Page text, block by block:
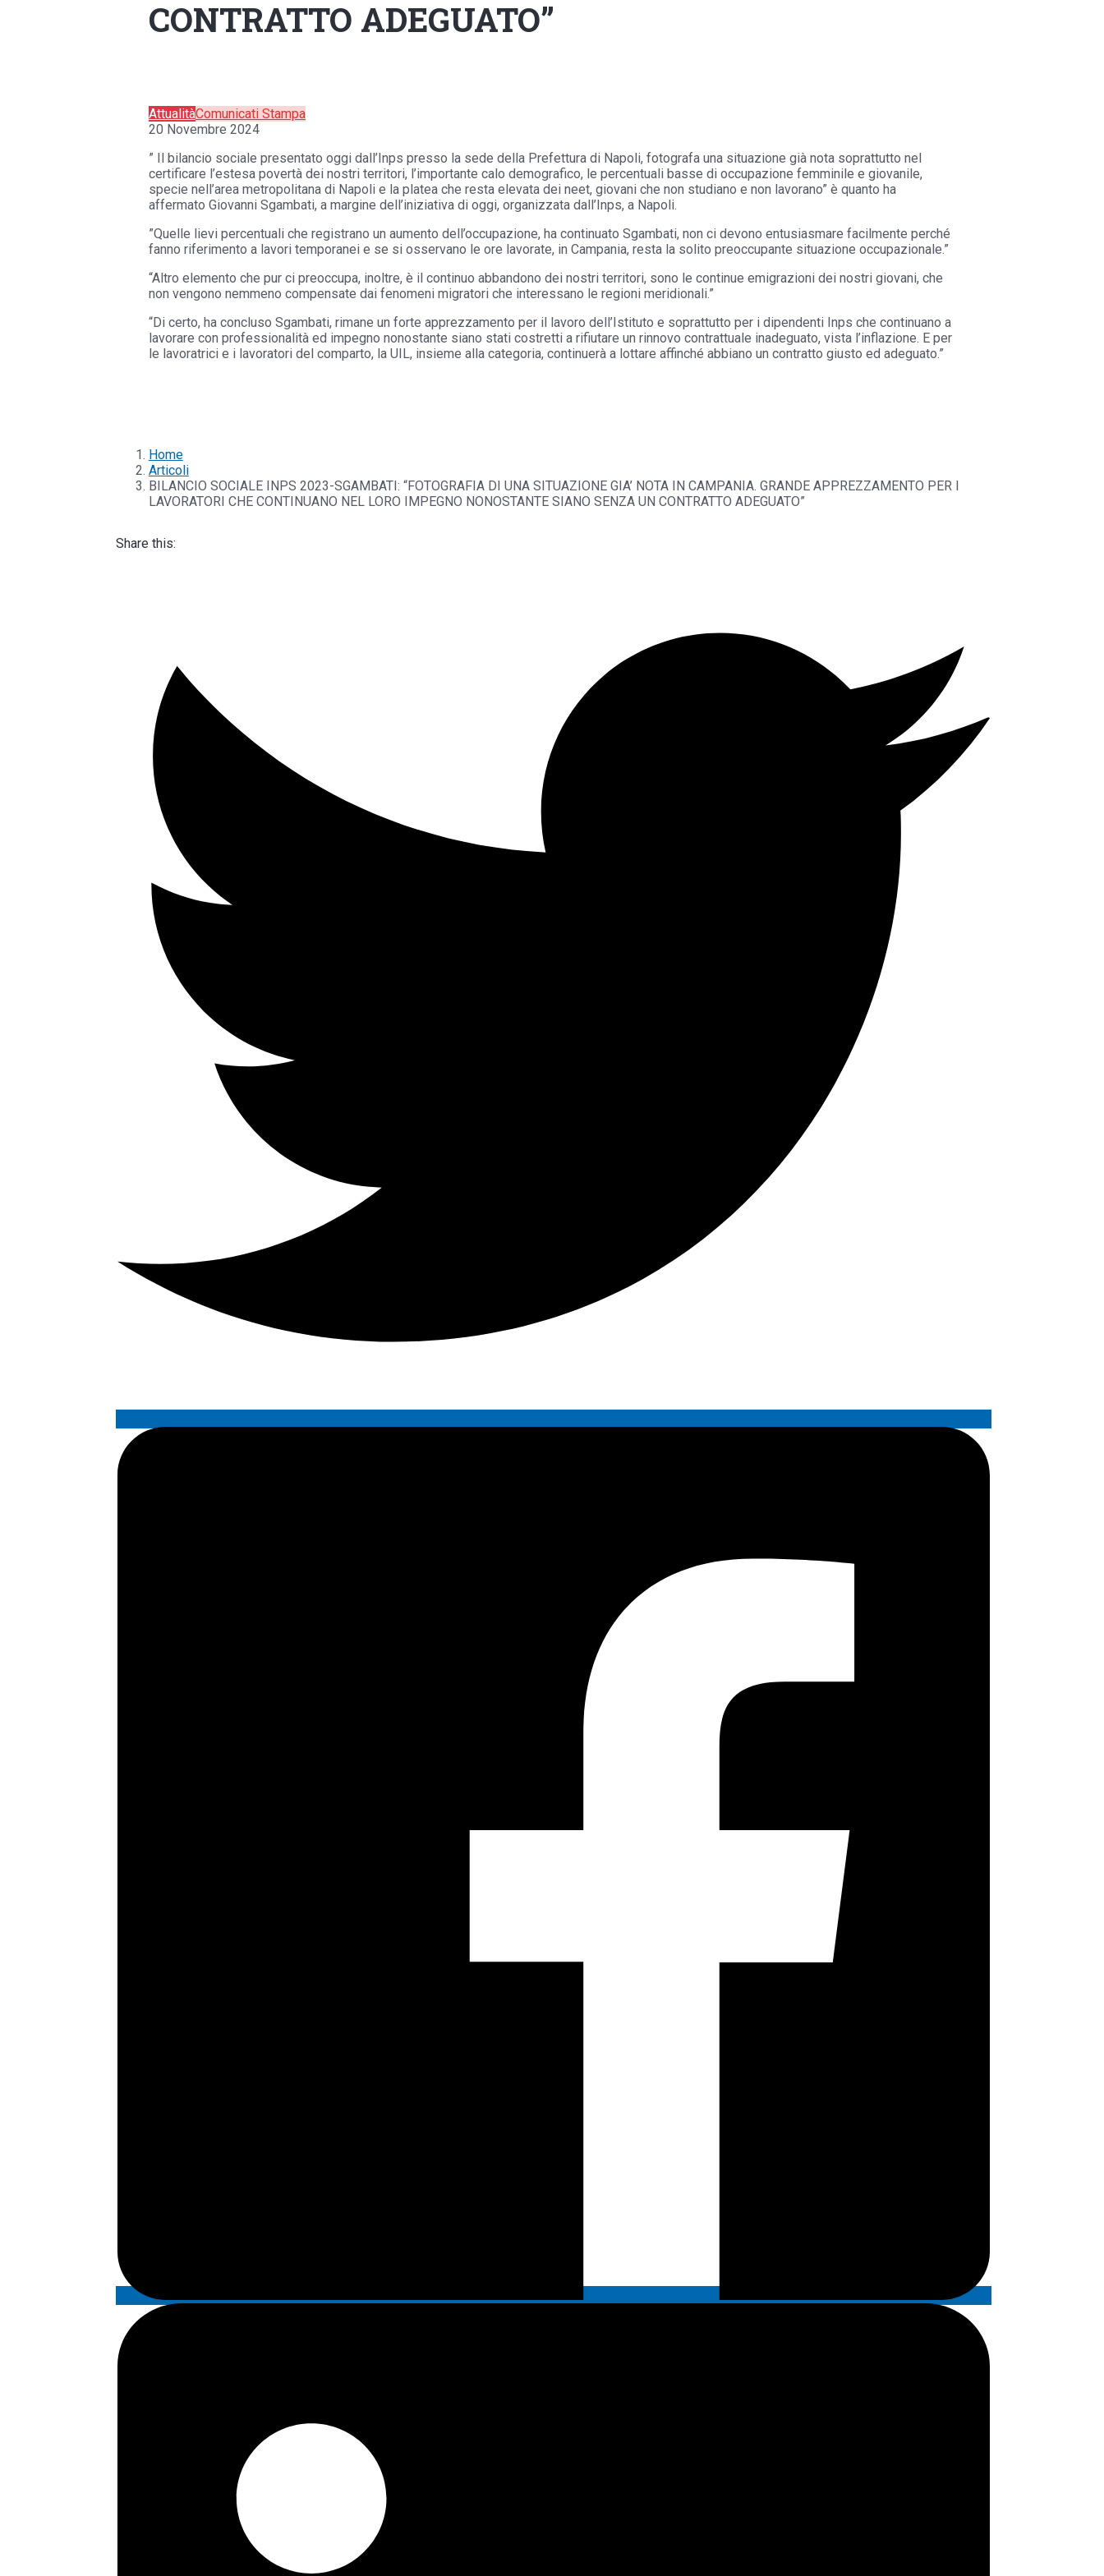
CONTRATTO ADEGUATO”
AttualitàComunicati Stampa
20 Novembre 2024
” Il bilancio sociale presentato oggi dall’Inps presso la sede della Prefettura di Napoli, fotografa una situazione già nota soprattutto nel
certificare l’estesa povertà dei nostri territori, l’importante calo demografico, le percentuali basse di occupazione femminile e giovanile,
specie nell’area metropolitana di Napoli e la platea che resta elevata dei neet, giovani che non studiano e non lavorano” è quanto ha
affermato Giovanni Sgambati, a margine dell’iniziativa di oggi, organizzata dall’Inps, a Napoli.
”Quelle lievi percentuali che registrano un aumento dell’occupazione, ha continuato Sgambati, non ci devono entusiasmare facilmente perché
fanno riferimento a lavori temporanei e se si osservano le ore lavorate, in Campania, resta la solito preoccupante situazione occupazionale.”
“Altro elemento che pur ci preoccupa, inoltre, è il continuo abbandono dei nostri territori, sono le continue emigrazioni dei nostri giovani, che
non vengono nemmeno compensate dai fenomeni migratori che interessano le regioni meridionali.”
“Di certo, ha concluso Sgambati, rimane un forte apprezzamento per il lavoro dell’Istituto e soprattutto per i dipendenti Inps che continuano a
lavorare con professionalità ed impegno nonostante siano stati costretti a rifiutare un rinnovo contrattuale inadeguato, vista l’inflazione. E per
le lavoratrici e i lavoratori del comparto, la UIL, insieme alla categoria, continuerà a lottare affinché abbiano un contratto giusto ed adeguato.”
Home
Articoli
BILANCIO SOCIALE INPS 2023-SGAMBATI: “FOTOGRAFIA DI UNA SITUAZIONE GIA’ NOTA IN CAMPANIA. GRANDE APPREZZAMENTO PER I
LAVORATORI CHE CONTINUANO NEL LORO IMPEGNO NONOSTANTE SIANO SENZA UN CONTRATTO ADEGUATO”
Share this: